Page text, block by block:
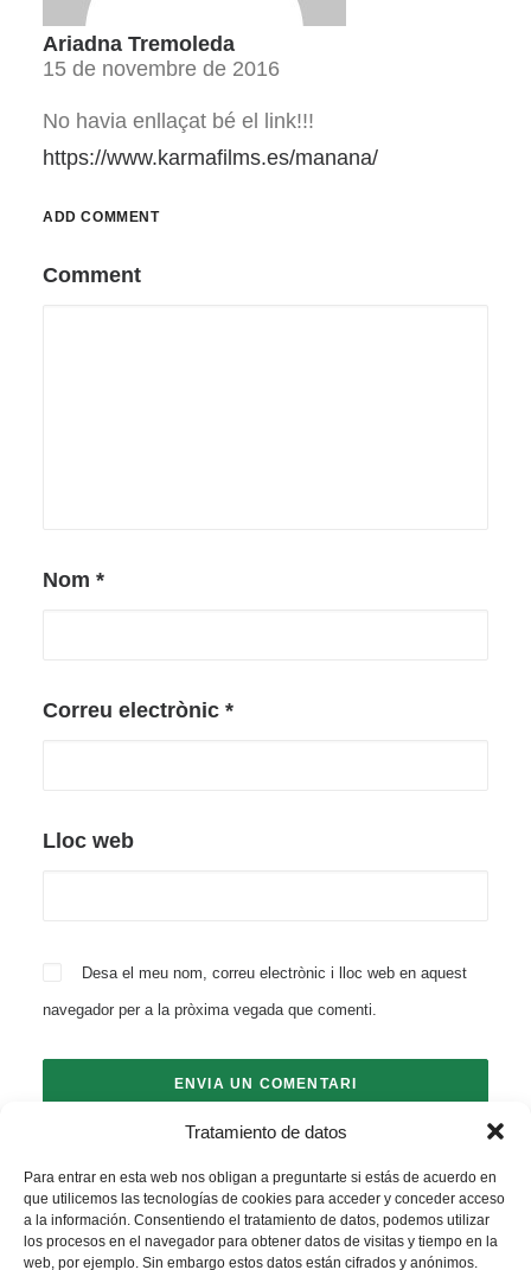
Tratamiento de datos
Para entrar en esta web nos obligan a preguntarte si estás de acuerdo en
que utilicemos las tecnologías de cookies para acceder y conceder acceso
a la información. Consentiendo el tratamiento de datos, podemos utilizar
los procesos en el navegador para obtener datos de visitas y tiempo en la
web, por ejemplo. Sin embargo estos datos están cifrados y anónimos.
Ariadna Tremoleda
15 de novembre de 2016
No havia enllaçat bé el link!!!
https://www.karmafilms.es/manana/
ADD COMMENT
Comment
Nom *
Correu electrònic *
Lloc web
Desa el meu nom, correu electrònic i lloc web en aquest
navegador per a la pròxima vegada que comenti.